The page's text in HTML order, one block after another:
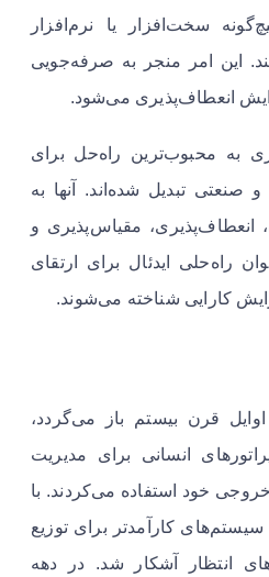
سخت‌افزار یا نرم‌افزار
این امر منجر به صرفه‌جویی
انعطاف‌پذیری می‌شود.
به محبوب‌ترین راه‌حل برای
تبدیل شده‌اند. آنها به
مقیاس‌پذیری و
راه‌حلی ایدئال برای ارتقای
کارایی شناخته می‌شوند.
قرن بیستم باز می‌گردد،
انسانی برای مدیریت
خود استفاده می‌کردند. با
کارآمدتر برای توزیع
انتظار آشکار شد. در دهه